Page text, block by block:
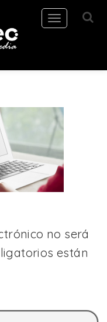
Toggle
navigation
no será
están